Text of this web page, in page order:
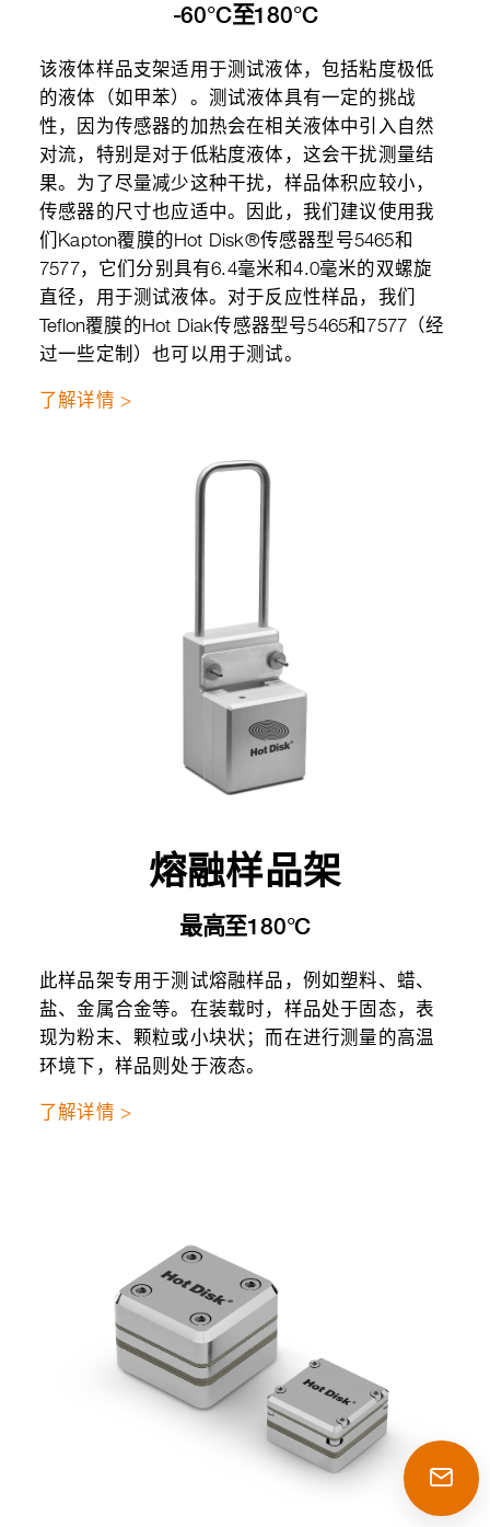
-60°C至180°C
该液体样品支架适用于测试液体，包括粘度极低
的液体（如甲苯）。测试液体具有一定的挑战
性，因为传感器的加热会在相关液体中引入自然
对流，特别是对于低粘度液体，这会干扰测量结
果。为了尽量减少这种干扰，样品体积应较小，
传感器的尺寸也应适中。因此，我们建议使用我
们Kapton覆膜的Hot Disk®传感器型号5465和
7577，它们分别具有6.4毫米和4.0毫米的双螺旋
直径，用于测试液体。对于反应性样品，我们
Teflon覆膜的Hot Diak传感器型号5465和7577（经
过一些定制）也可以用于测试。
了解详情 >
熔融样品架
最高至180°C
此样品架专用于测试熔融样品，例如塑料、蜡、
盐、金属合金等。在装载时，样品处于固态，表
现为粉末、颗粒或小块状；而在进行测量的高温
环境下，样品则处于液态。
了解详情 >